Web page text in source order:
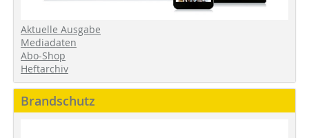
Aktuelle Ausgabe
Mediadaten
Abo-Shop
Heftarchiv
Brandschutz